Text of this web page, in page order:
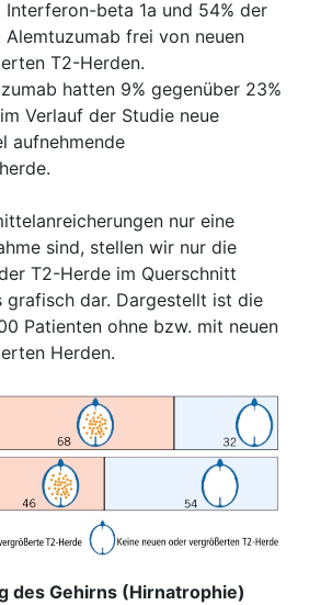
Interferon-beta 1a und 54% der
Alemtuzumab frei von neuen
T2-Herden.
hatten 9% gegenüber 23%
Verlauf der Studie neue
aufnehmende
nur eine
sind, stellen wir nur die
T2-Herde im Querschnitt
grafisch dar. Dargestellt ist die
Patienten ohne bzw. mit neuen
Herden.
des Gehirns (Hirnatrophie)